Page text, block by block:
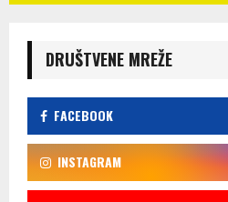
DRUŠTVENE MREŽE
FACEBOOK
INSTAGRAM